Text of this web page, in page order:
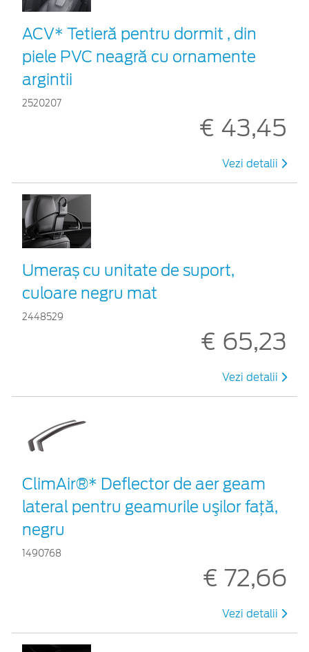
ACV* Tetieră pentru dormit , din
piele PVC neagră cu ornamente
argintii
2520207
€ 43,45
Vezi detalii
Umeraș cu unitate de suport,
culoare negru mat
2448529
€ 65,23
Vezi detalii
ClimAir®* Deflector de aer geam
lateral pentru geamurile uşilor faţă,
negru
1490768
€ 72,66
Vezi detalii